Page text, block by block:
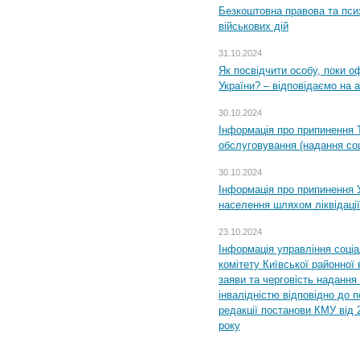
Безкоштовна правова та
військових дій
31.10.2024
Як посвідчити особу, поки
України? – відповідаємо на
30.10.2024
Інформація про припинення
обслуговування (надання
30.10.2024
Інформація про припинення
населення шляхом ліквідації
23.10.2024
Інформація управління
комітету Київської
заяви та черговість надання
інвалідністю відповідно
редакції постанови КМУ
року